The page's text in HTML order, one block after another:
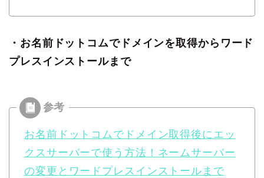
・お名前ドットコムでドメインを取得からワード
プレスインストールまで
お名前ドットコムでドメイン取得後にエッ
クスサーバーで使う方法！ネームサーバー
の変更とワードプレスインストールまで